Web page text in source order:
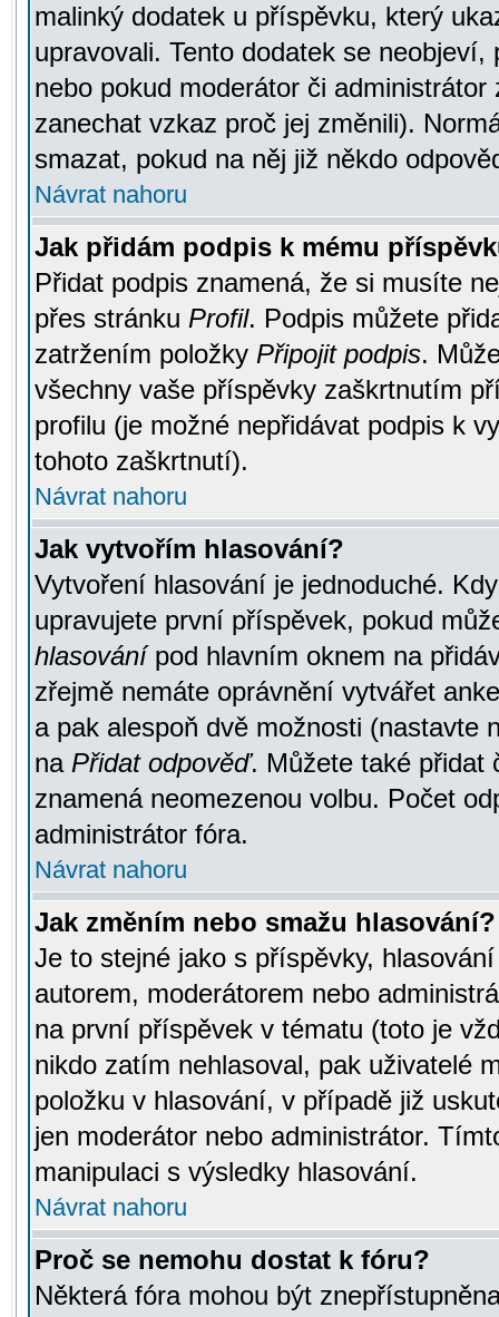
malinký dodatek u příspěvku, který
upravovali. Tento dodatek se
nebo pokud moderátor či
zanechat vzkaz proč jej změnili).
smazat, pokud na něj již někdo
Návrat nahoru
Jak přidám podpis k mému
Přidat podpis znamená, že si musíte
přes stránku Profil. Podpis můžete
zatržením položky Připojit podpis.
všechny vaše příspěvky zaškrtnutím
profilu (je možné nepřidávat podpis k
tohoto zaškrtnutí).
Návrat nahoru
Jak vytvořím hlasování?
Vytvoření hlasování je jednoduché.
upravujete první příspěvek, pokud
hlasovánípod hlavním oknem na
zřejmě nemáte oprávnění vytvářet
a pak alespoň dvě možnosti (nastavte
na Přidat odpověď. Můžete také přidat
znamená neomezenou volbu. Počet
administrátor fóra.
Návrat nahoru
Jak změním nebo smažu hlasování?
Je to stejné jako s příspěvky,
autorem, moderátorem nebo
na první příspěvek v tématu (toto je
nikdo zatím nehlasoval, pak uživatelé
položku v hlasování, v případě již
jen moderátor nebo administrátor.
manipulaci s výsledky hlasování.
Návrat nahoru
Proč se nemohu dostat k fóru?
Některá fóra mohou být